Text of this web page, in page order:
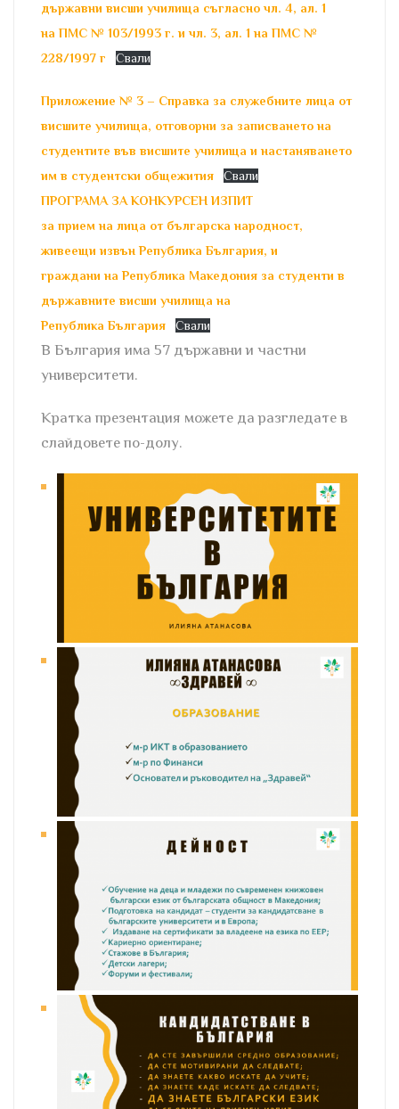
държавни висши училища съгласно чл. 4, ал. 1
на ПМС № 103/1993 г. и чл. 3, ал. 1 на ПМС №
228/1997 г
Свали
Приложение № 3 – Справка за служебните лица от
висшите училища, отговорни за записването на
студентите във висшите училища и настаняването
им в студентски общежития
Свали
ПРОГРАМА ЗА КОНКУРСЕН ИЗПИТ
за прием на лица от българска народност,
живеещи извън Република България, и
граждани на Република Македония за студенти в
държавните висши училища на
Република България
Свали
В България има 57 държавни и частни
университети.
Кратка презентация можете да разгледате в
слайдовете по-долу.